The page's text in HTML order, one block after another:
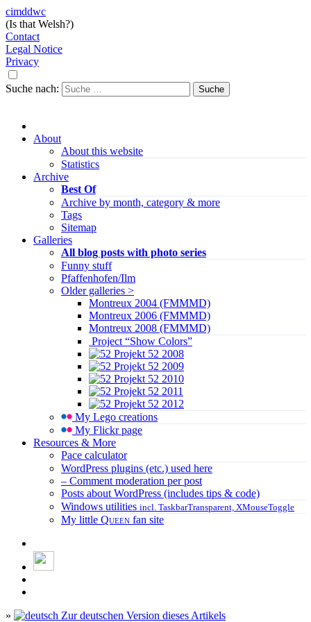
cimddwc
(Is that Welsh?)
Contact
Legal Notice
Privacy
Suche nach:
About
About this website
Statistics
Archive
Best Of
Archive by month, category & more
Tags
Sitemap
Galleries
All blog posts with photo series
Funny stuff
Pfaffenhofen/Ilm
Older galleries >
Montreux 2004 (FMMMD)
Montreux 2006 (FMMMD)
Montreux 2008 (FMMMD)
Project “Show Colors”
Projekt 52 2008
Projekt 52 2009
Projekt 52 2010
Projekt 52 2011
Projekt 52 2012
My Lego creations
My Flickr page
Resources & More
Pace calculator
WordPress plugins (etc.) used here
– Comment moderation per post
Posts about WordPress (includes tips & code)
Windows utilities incl. TaskbarTransparent, XMouseToggle
My little Queen fan site
» Zur deutschen Version dieses Artikels